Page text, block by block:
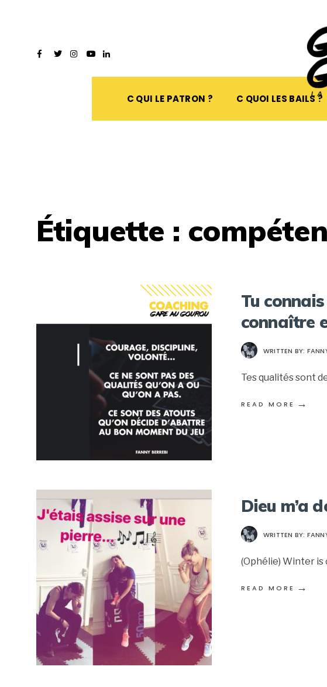
C QUI LE PATRON ? C QUOI LES BAILS ?
Étiquette :
Tu
connaître
WRITTEN BY:
Tes qualités sont
READ MORE →
Dieu m’a
WRITTEN BY:
(Ophélie) Winter is
READ MORE →